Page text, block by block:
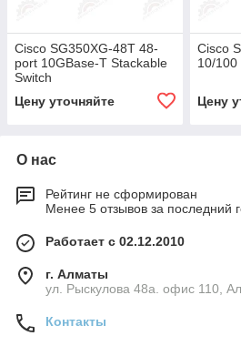
Cisco SG350XG-48T 48-
port 10GBase-T Stackable
Switch
Цену уточняйте
Cisco
10/100
Цену
О нас
Рейтинг не сформирован
Менее 5 отзывов за последний
Работает с 02.12.2010
г. Алматы
ул. Рыскулова 48а. офис 110,
Контакты